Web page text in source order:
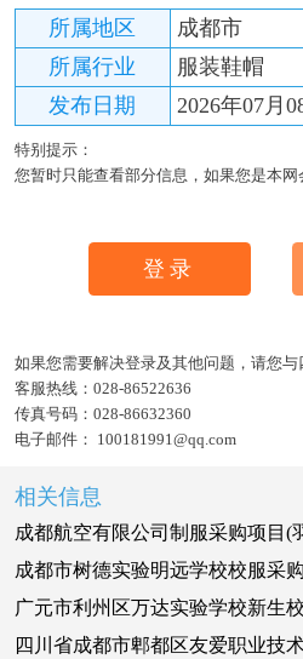
达州市
资阳市 眉山市 雅安市
所属地区
成都市
所属行业
服装鞋帽
发布日期
2026年07月
特别提示：
您暂时只能查看部分信息，如果您是本网
登录
如果您需要解决登录及其他问题，请您与
客服热线： 028-86522636
传真号码： 028-86632360
电子邮件： 100181991@qq.com
相关信息
成都航空有限公司制服采购项目(
成都市树德实验明远学校校服采